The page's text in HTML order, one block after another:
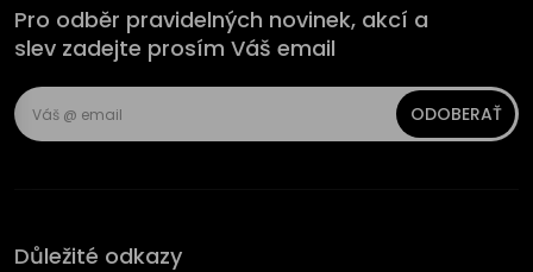
Pro odběr pravidelných novinek, akcí a
slev zadejte prosím Váš email
ODOBERAŤ
Důležité odkazy